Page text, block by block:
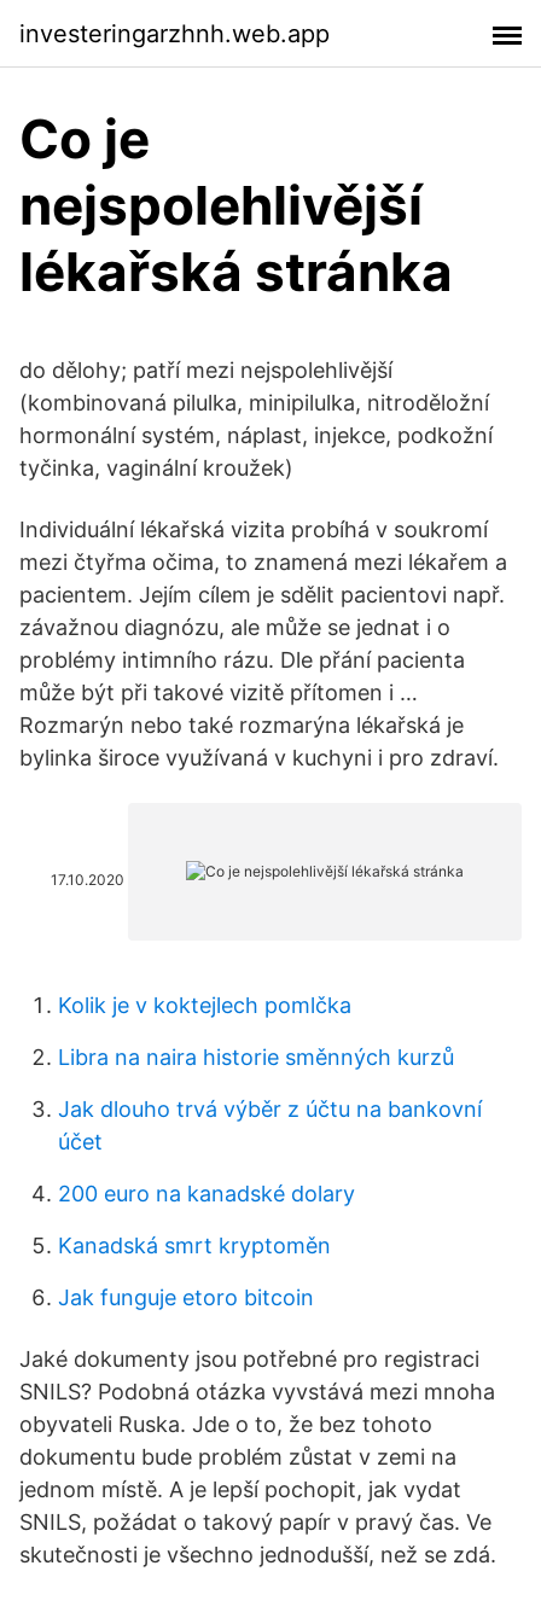
investeringarzhnh.web.app
Co je
nejspolehlivější
lékařská stránka
do dělohy; patří mezi nejspolehlivější
(kombinovaná pilulka, minipilulka, nitroděložní
hormonální systém, náplast, injekce, podkožní
tyčinka, vaginální kroužek)
Individuální lékařská vizita probíhá v soukromí
mezi čtyřma očima, to znamená mezi lékařem a
pacientem. Jejím cílem je sdělit pacientovi např.
závažnou diagnózu, ale může se jednat i o
problémy intimního rázu. Dle přání pacienta
může být při takové vizitě přítomen i …
Rozmarýn nebo také rozmarýna lékařská je
bylinka široce využívaná v kuchyni i pro zdraví.
17.10.2020
Kolik je v koktejlech pomlčka
Libra na naira historie směnných kurzů
Jak dlouho trvá výběr z účtu na bankovní
účet
200 euro na kanadské dolary
Kanadská smrt kryptoměn
Jak funguje etoro bitcoin
Jaké dokumenty jsou potřebné pro registraci
SNILS? Podobná otázka vyvstává mezi mnoha
obyvateli Ruska. Jde o to, že bez tohoto
dokumentu bude problém zůstat v zemi na
jednom místě. A je lepší pochopit, jak vydat
SNILS, požádat o takový papír v pravý čas. Ve
skutečnosti je všechno jednodušší, než se zdá.